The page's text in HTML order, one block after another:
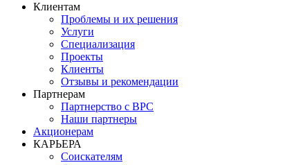
Клиентам
Проблемы и их решения
Услуги
Специализация
Проекты
Клиенты
Отзывы и рекомендации
Партнерам
Партнерство с BPC
Наши партнеры
Акционерам
КАРЬЕРА
Соискателям